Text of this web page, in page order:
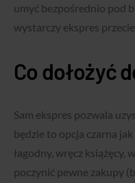
umyć bezpośrednio pod
wystarczy ekspres
Co dołożyć
Sam ekspres pozwala
będzie to opcja czarna
łagodny, wręcz książęcy,
poczynić pewne zakupy